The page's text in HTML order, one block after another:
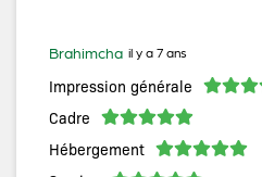
Brahimcha il y a 7 ans
Impression générale
Cadre
Hébergement